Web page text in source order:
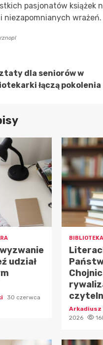
pasjonatów książek
niezapomnianych wrażeń.
dla seniorów w
łączą pokolenia
udział
30 czerwca
Arkadiusz
2026